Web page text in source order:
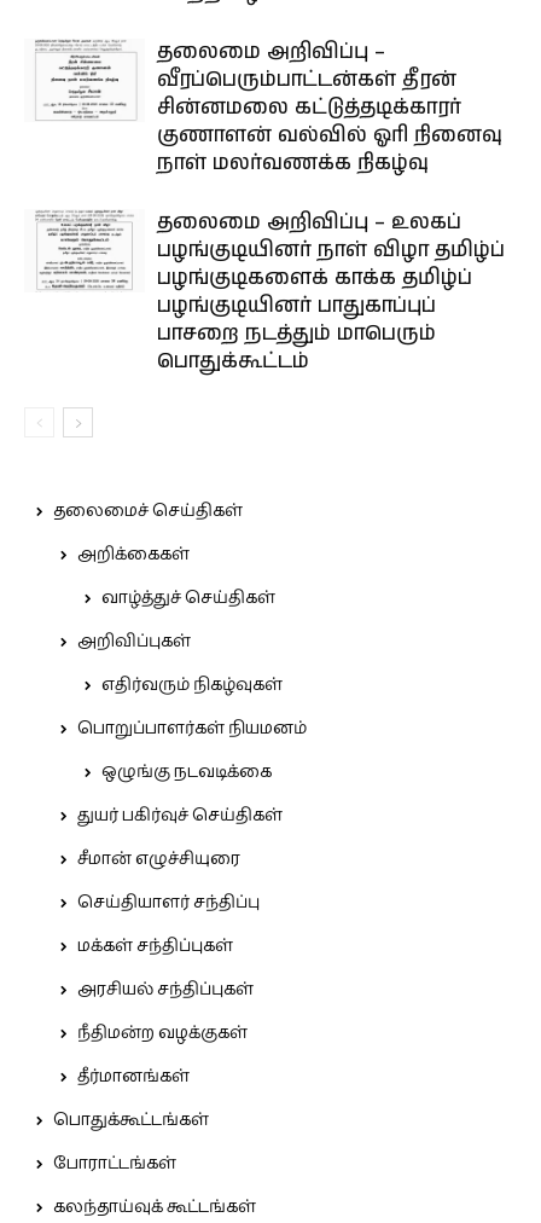
தலைமை அறிவிப்பு –
வீரப்பெரும்பாட்டன்கள் தீரன்
சின்னமலை கட்டுத்தடிக்காரர்
குணாளன் வல்வில் ஓரி நினைவு
நாள் மலர்வணக்க நிகழ்வு
தலைமை அறிவிப்பு – உலகப்
பழங்குடியினர் நாள் விழா தமிழ்ப்
பழங்குடிகளைக் காக்க தமிழ்ப்
பழங்குடியினர் பாதுகாப்புப்
பாசறை நடத்தும் மாபெரும்
பொதுக்கூட்டம்
தலைமைச் செய்திகள்
அறிக்கைகள்
வாழ்த்துச் செய்திகள்
அறிவிப்புகள்
எதிர்வரும் நிகழ்வுகள்
பொறுப்பாளர்கள் நியமனம்
ஒழுங்கு நடவடிக்கை
துயர் பகிர்வுச் செய்திகள்
சீமான் எழுச்சியுரை
செய்தியாளர் சந்திப்பு
மக்கள் சந்திப்புகள்
அரசியல் சந்திப்புகள்
நீதிமன்ற வழக்குகள்
தீர்மானங்கள்
பொதுக்கூட்டங்கள்
போராட்டங்கள்
கலந்தாய்வுக் கூட்டங்கள்